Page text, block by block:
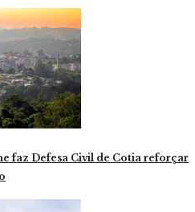
faz Defesa Civil de Cotia reforçar